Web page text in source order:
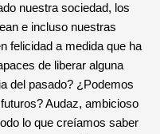
nuestra sociedad, los
e incluso nuestras
felicidad a medida que ha
de liberar alguna
del pasado? ¿Podemos
Audaz, ambicioso
lo que creíamos saber